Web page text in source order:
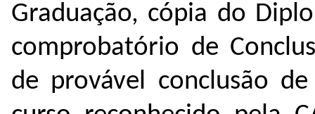
Graduação, cópia do
comprobatório de
de provável conclusão